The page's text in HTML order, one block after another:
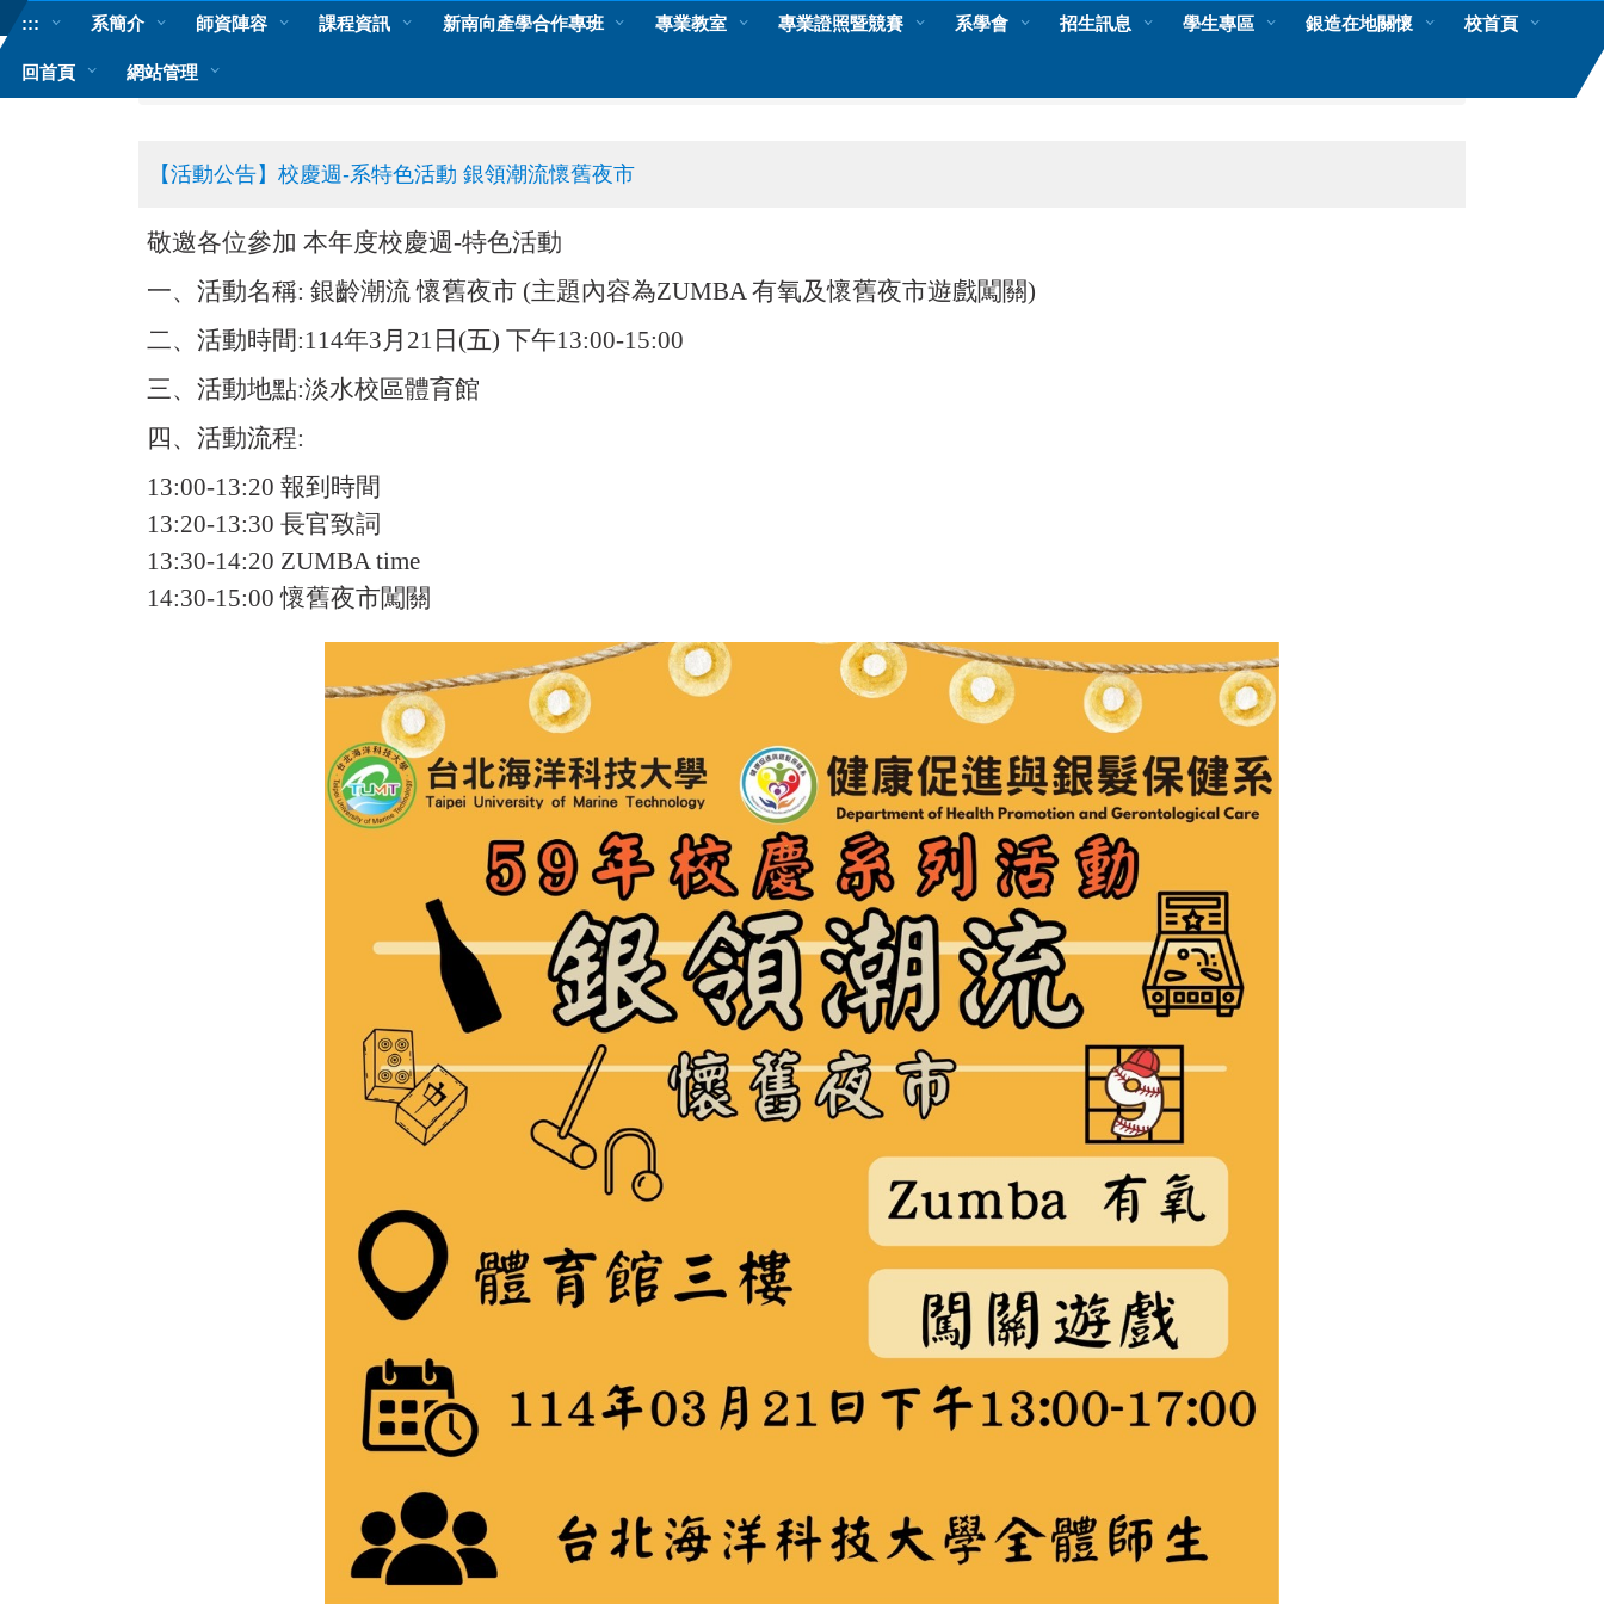
跳
主
::: 系簡介 師資陣容 課程資訊 新南向產學合作專班 專業教室 專業證照暨競賽 系學會 招生訊息 學生專區 銀造在地關懷 校首頁
回首頁 網站管理
首頁
【活動公告】校慶週-系特色活動 銀領潮流懷舊夜市
敬邀各位參加 本年度校慶週-特色活動
一、活動名稱: 銀齡潮流 懷舊夜市 (主題內容為ZUMBA 有氧及懷舊夜市遊戲闖關)
二、活動時間:114年3月21日(五) 下午13:00-15:00
三、活動地點:淡水校區體育館
四、活動流程:
13:00-13:20 報到時間
13:20-13:30 長官致詞
13:30-14:20 ZUMBA time
14:30-15:00 懷舊夜市闖關